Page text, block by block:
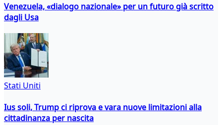
Venezuela, «dialogo nazionale» per un futuro già scritto
dagli Usa
Stati Uniti
Ius soli, Trump ci riprova e vara nuove limitazioni alla
cittadinanza per nascita